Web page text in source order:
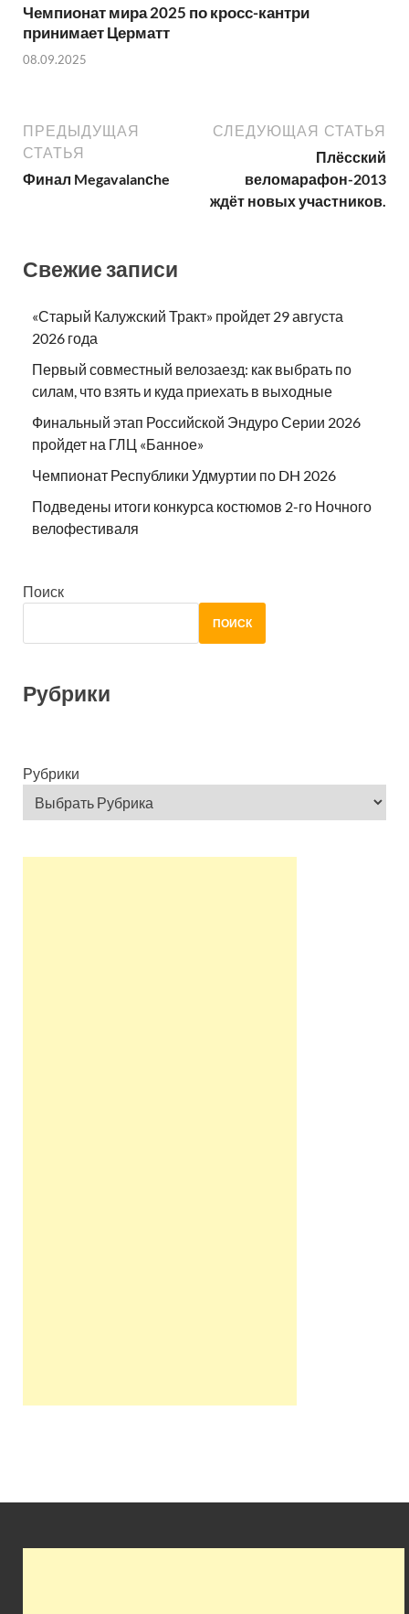
Чемпионат мира 2025 по кросс-кантри
принимает Церматт
08.09.2025
ПРЕДЫДУЩАЯ
СТАТЬЯ
Финал Megavalanсhe
СЛЕДУЮЩАЯ СТАТЬЯ
Плёсский
веломарафон-2013
ждёт новых участников.
Свежие записи
«Старый Калужский Тракт» пройдет 29 августа
2026 года
Первый совместный велозаезд: как выбрать по
силам, что взять и куда приехать в выходные
Финальный этап Российской Эндуро Серии 2026
пройдет на ГЛЦ «Банное»
Чемпионат Республики Удмуртии по DH 2026
Подведены итоги конкурса костюмов 2-го Ночного
велофестиваля
Поиск
ПОИСК
Рубрики
Рубрики